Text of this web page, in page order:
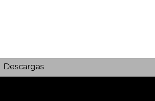
Descargas